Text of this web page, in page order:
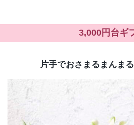
3,000円台ギ
片手でおさまるまんま